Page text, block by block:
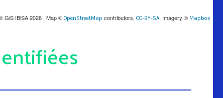
GiS IBiSA 2026 | Map © OpenStreetMap contributors, CC-BY-SA, Imagery © Mapbox